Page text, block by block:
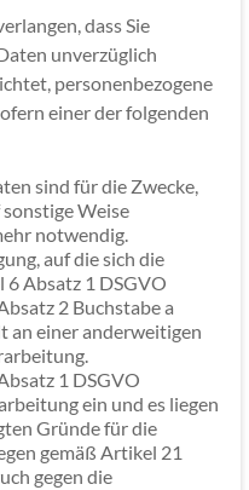
dass Sie
unverzüglich
personenbezogene
einer der folgenden
sind für die Zwecke,
Weise
notwendig.
auf die sich die
Absatz 1 DSGVO
2 Buchstabe a
an einer anderweitigen
1 DSGVO
ein und es liegen
Gründe für die
gemäß Artikel 21
gegen die